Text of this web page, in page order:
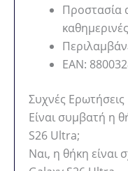
Προστασία
EAN:
Συχνές Ερωτήσεις
Είναι συμβατή η
S26 Ultra;
Ναι, η θήκη είναι